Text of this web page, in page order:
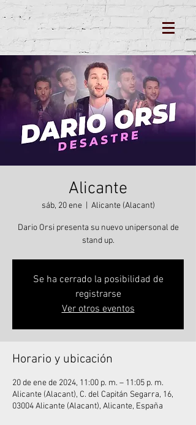
Alicante
sáb, 20 ene
  |
Alicante (Alacant)
Dario Orsi presenta su nuevo unipersonal de
stand up.
Se ha cerrado la posibilidad de
registrarse
Ver otros eventos
Horario y ubicación
20 de ene de 2024, 11:00 p. m. – 11:05 p. m.
Alicante (Alacant), C. del Capitán Segarra, 16,
03004 Alicante (Alacant), Alicante, España